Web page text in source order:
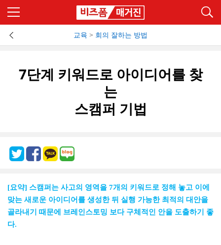
교육 > 회의 잘하는 방법
7단계 키워드로 아이디어를 찾
는
스캠퍼 기법
[요약] 스캠퍼는 사고의 영역을 7개의 키워드로 정해 놓고 이에
맞는 새로운 아이디어를 생성한 뒤 실행 가능한 최적의 대안을
골라내기 때문에 브레인스토밍 보다 구체적인 안을 도출하기 좋
다.